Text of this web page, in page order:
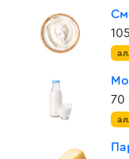
70